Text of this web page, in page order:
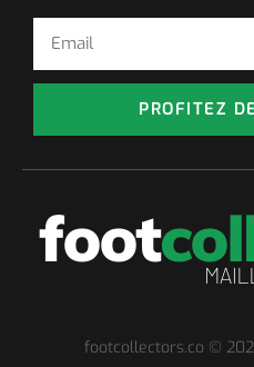
PROFITEZ
footcollectors.co ©